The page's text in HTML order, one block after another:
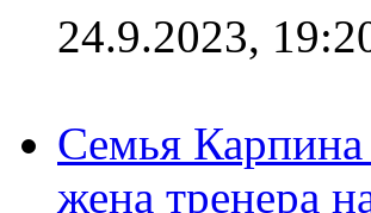
24.9.2023,
Семья
жена тренера